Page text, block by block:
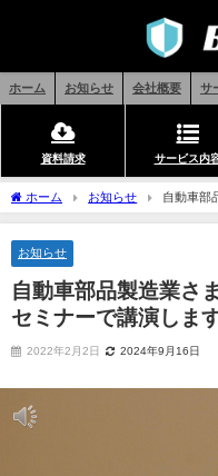
ホーム お知らせ 会社概要 サ
資料請求 サービス内
ホーム お知らせ
自動車部
で講演します
お知らせ
自動車部品製造業さ
セミナーで講演しま
2022年2月2日 2024年9月16日